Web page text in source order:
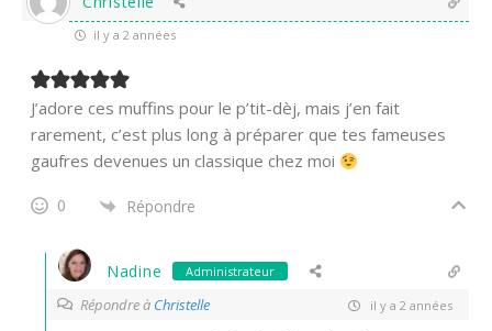
il y a 2 années
J’adore ces muffins pour le p’tit-dèj, mais j’en fait
rarement, c’est plus long à préparer que tes fameuses
gaufres devenues un classique chez moi
0 Répondre
Nadine Administrateur
Répondre à Christelle il y a 2 années